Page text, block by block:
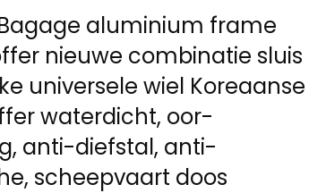
aluminium frame
nieuwe combinatie sluis
universele wiel Koreaanse
waterdicht, oor-
anti-diefstal, anti-
scheepvaart doos